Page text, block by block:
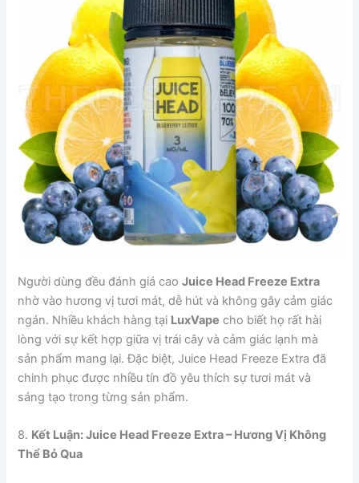
Người dùng đều đánh giá caoJuice Head Freeze Extra
nhờ vào hương vị tươi mát, dễ hút và không gây cảm giác
ngán. Nhiều khách hàng tại LuxVape cho biết họ rất hài
lòng với sự kết hợp giữa vị trái cây và cảm giác lạnh mà
sản phẩm mang lại. Đặc biệt, Juice Head Freeze Extra đã
chinh phục được nhiều tín đồ yêu thích sự tươi mát và
sáng tạo trong từng sản phẩm.
8. Kết Luận: Juice Head Freeze Extra – Hương Vị Không
Thể Bỏ Qua